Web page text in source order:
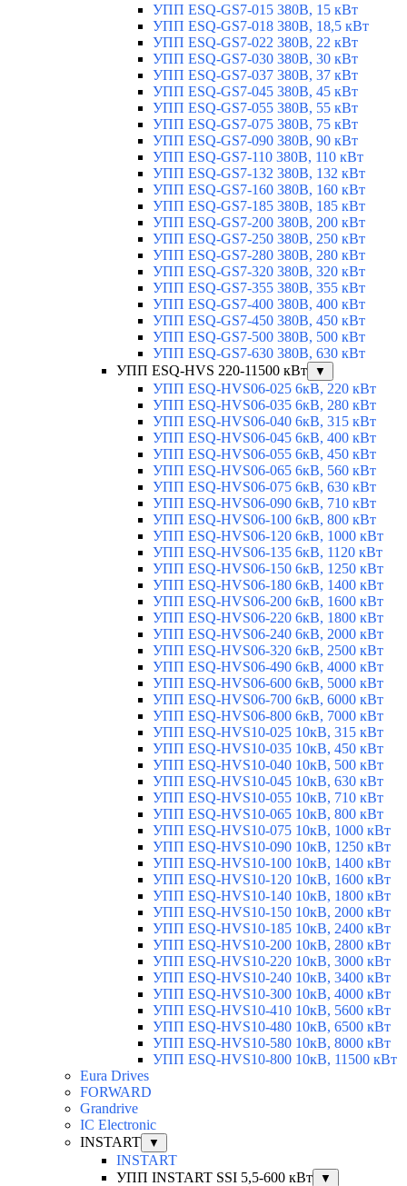
УПП ESQ-GS7-015 380В, 15 кВт
УПП ESQ-GS7-018 380В, 18,5 кВт
УПП ESQ-GS7-022 380В, 22 кВт
УПП ESQ-GS7-030 380В, 30 кВт
УПП ESQ-GS7-037 380В, 37 кВт
УПП ESQ-GS7-045 380В, 45 кВт
УПП ESQ-GS7-055 380В, 55 кВт
УПП ESQ-GS7-075 380В, 75 кВт
УПП ESQ-GS7-090 380В, 90 кВт
УПП ESQ-GS7-110 380В, 110 кВт
УПП ESQ-GS7-132 380В, 132 кВт
УПП ESQ-GS7-160 380В, 160 кВт
УПП ESQ-GS7-185 380В, 185 кВт
УПП ESQ-GS7-200 380В, 200 кВт
УПП ESQ-GS7-250 380В, 250 кВт
УПП ESQ-GS7-280 380В, 280 кВт
УПП ESQ-GS7-320 380В, 320 кВт
УПП ESQ-GS7-355 380В, 355 кВт
УПП ESQ-GS7-400 380В, 400 кВт
УПП ESQ-GS7-450 380В, 450 кВт
УПП ESQ-GS7-500 380В, 500 кВт
УПП ESQ-GS7-630 380В, 630 кВт
УПП ESQ-HVS 220-11500 кВт
▼
УПП ESQ-HVS06-025 6кВ, 220 кВт
УПП ESQ-HVS06-035 6кВ, 280 кВт
УПП ESQ-HVS06-040 6кВ, 315 кВт
УПП ESQ-HVS06-045 6кВ, 400 кВт
УПП ESQ-HVS06-055 6кВ, 450 кВт
УПП ESQ-HVS06-065 6кВ, 560 кВт
УПП ESQ-HVS06-075 6кВ, 630 кВт
УПП ESQ-HVS06-090 6кВ, 710 кВт
УПП ESQ-HVS06-100 6кВ, 800 кВт
УПП ESQ-HVS06-120 6кВ, 1000 кВт
УПП ESQ-HVS06-135 6кВ, 1120 кВт
УПП ESQ-HVS06-150 6кВ, 1250 кВт
УПП ESQ-HVS06-180 6кВ, 1400 кВт
УПП ESQ-HVS06-200 6кВ, 1600 кВт
УПП ESQ-HVS06-220 6кВ, 1800 кВт
УПП ESQ-HVS06-240 6кВ, 2000 кВт
УПП ESQ-HVS06-320 6кВ, 2500 кВт
УПП ESQ-HVS06-490 6кВ, 4000 кВт
УПП ESQ-HVS06-600 6кВ, 5000 кВт
УПП ESQ-HVS06-700 6кВ, 6000 кВт
УПП ESQ-HVS06-800 6кВ, 7000 кВт
УПП ESQ-HVS10-025 10кВ, 315 кВт
УПП ESQ-HVS10-035 10кВ, 450 кВт
УПП ESQ-HVS10-040 10кВ, 500 кВт
УПП ESQ-HVS10-045 10кВ, 630 кВт
УПП ESQ-HVS10-055 10кВ, 710 кВт
УПП ESQ-HVS10-065 10кВ, 800 кВт
УПП ESQ-HVS10-075 10кВ, 1000 кВт
УПП ESQ-HVS10-090 10кВ, 1250 кВт
УПП ESQ-HVS10-100 10кВ, 1400 кВт
УПП ESQ-HVS10-120 10кВ, 1600 кВт
УПП ESQ-HVS10-140 10кВ, 1800 кВт
УПП ESQ-HVS10-150 10кВ, 2000 кВт
УПП ESQ-HVS10-185 10кВ, 2400 кВт
УПП ESQ-HVS10-200 10кВ, 2800 кВт
УПП ESQ-HVS10-220 10кВ, 3000 кВт
УПП ESQ-HVS10-240 10кВ, 3400 кВт
УПП ESQ-HVS10-300 10кВ, 4000 кВт
УПП ESQ-HVS10-410 10кВ, 5600 кВт
УПП ESQ-HVS10-480 10кВ, 6500 кВт
УПП ESQ-HVS10-580 10кВ, 8000 кВт
УПП ESQ-HVS10-800 10кВ, 11500 кВт
Eura Drives
FORWARD
Grandrive
IC Electronic
INSTART
▼
INSTART
УПП INSTART SSI 5,5-600 кВт
▼